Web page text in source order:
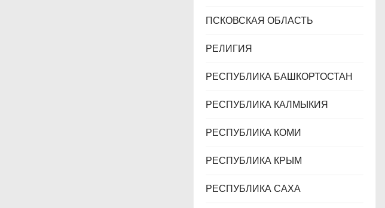
ПСКОВСКАЯ ОБЛАСТЬ
РЕЛИГИЯ
РЕСПУБЛИКА БАШКОРТОСТАН
РЕСПУБЛИКА КАЛМЫКИЯ
РЕСПУБЛИКА КОМИ
РЕСПУБЛИКА КРЫМ
РЕСПУБЛИКА САХА